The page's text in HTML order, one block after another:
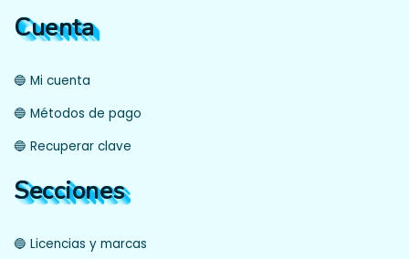
Cuenta
🔵 Mi cuenta
🔵 Métodos de pago
🔵 Recuperar clave
Secciones
🔵 Licencias y marcas